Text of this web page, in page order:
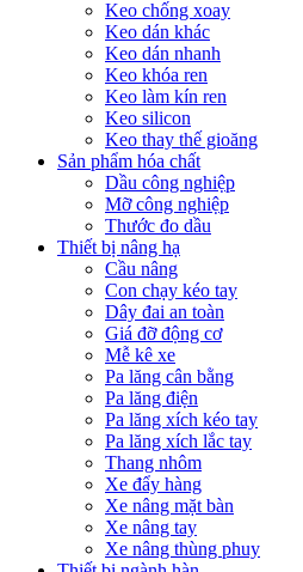
Keo chống xoay
Keo dán khác
Keo dán nhanh
Keo khóa ren
Keo làm kín ren
Keo silicon
Keo thay thế gioăng
Sản phẩm hóa chất
Dầu công nghiệp
Mỡ công nghiệp
Thước đo dầu
Thiết bị nâng hạ
Cầu nâng
Con chạy kéo tay
Dây đai an toàn
Giá đỡ động cơ
Mễ kê xe
Pa lăng cân bằng
Pa lăng điện
Pa lăng xích kéo tay
Pa lăng xích lắc tay
Thang nhôm
Xe đẩy hàng
Xe nâng mặt bàn
Xe nâng tay
Xe nâng thùng phuy